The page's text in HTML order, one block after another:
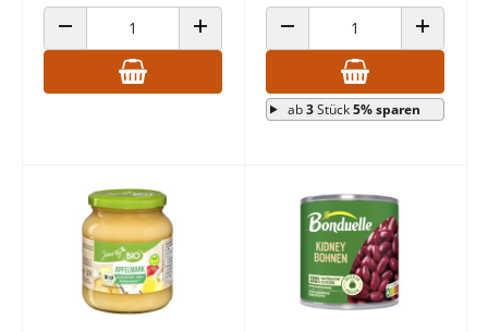
ANZAHL VERRINGERN ANZAHL ERHÖHENANZAHL VERRINGERN ANZAHL
ab3Stück5% sparen